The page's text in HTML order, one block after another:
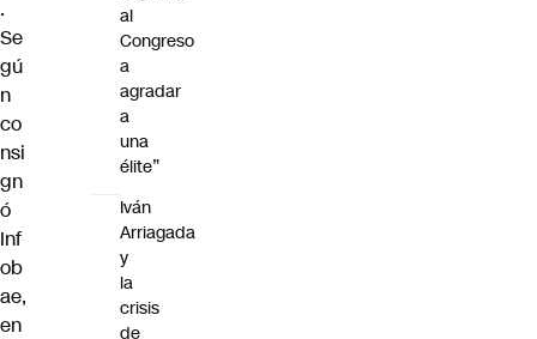
.
Se
gú
n
co
nsi
gn
ó
Inf
ob
ae,
en
al
Congreso
a
agradar
a
una
élite”
Iván
Arriagada
y
la
crisis
de